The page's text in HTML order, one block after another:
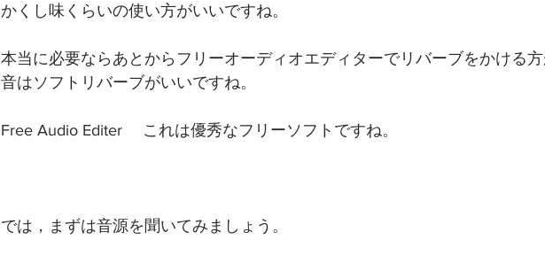
かくし味くらいの使い方がいいですね。
本当に必要ならあとからフリーオーディオエディターでリバーブをかける
音はソフトリバーブがいいですね。
Free Audio Editer 　これは優秀なフリーソフトですね。
では，まずは音源を聞いてみましょう。